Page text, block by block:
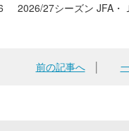
2026/27シーズン JFA・
前の記事へ│